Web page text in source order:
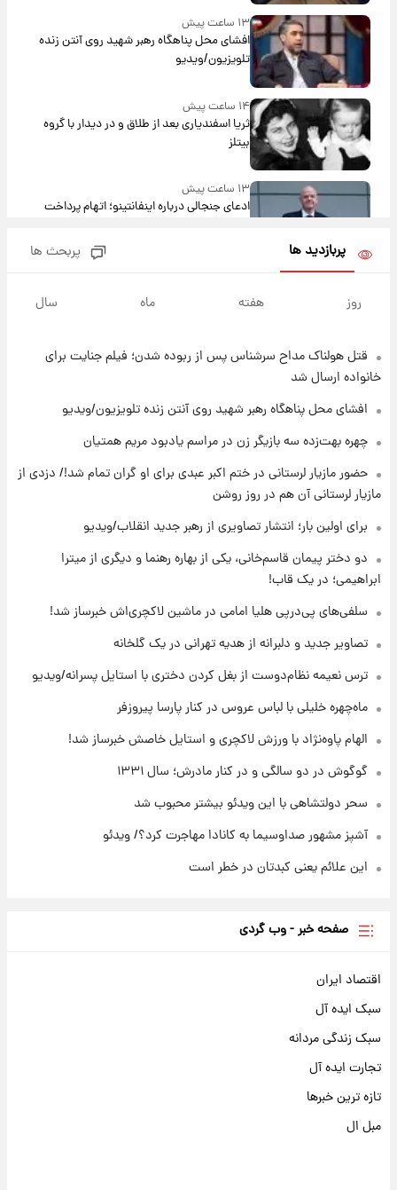
۱۳ ساعت پیش
افشای محل پناهگاه‌ رهبر شهید روی آنتن زنده
تلویزیون/ویدیو
۱۴ ساعت پیش
ثریا اسفندیاری بعد از طلاق و در دیدار با گروه
بیتلز
۱۳ ساعت پیش
ادعای جنجالی درباره اینفانتینو؛ اتهام پرداخت
آلزایمر و زوال عقل افزایش می‌یابد؟
۱۴ ساعت پیش
۱۴ ساعت پیش
مرداد ۱۴۰۵ +جدول
۱۵ ساعت پیش
با قدرتمندترین و بادوام ترین تانک جهان آشنا
شوید+ فیلم
۱۶ ساعت پیش
قیمت طلا ۱۸عیار امروز شنبه ۱۷ مرداد ۱۴۰۵
+جدول
۱۶ ساعت پیش
قیمت محصولات ایران‌خودرو و سایپا امروز شنبه
پربازدید ها پربحث ها
روز هفته ماه سال
قتل هولناک مداح سرشناس پس از ربوده شدن؛ فیلم جنایت برای
خانواده ارسال شد
افشای محل پناهگاه‌ رهبر شهید روی آنتن زنده تلویزیون/ویدیو
چهره بهت‌زده سه بازیگر زن در مراسم یادبود مریم همتیان
حضور مازیار لرستانی در ختم اکبر عبدی برای او گران تمام شد!/ دزدی از
مازیار لرستانی آن هم در روز روشن
برای اولین بار؛ انتشار تصاویری از رهبر جدید انقلاب/ویدیو
دو دختر پیمان قاسم‌خانی، یکی از بهاره رهنما و دیگری از میترا
ابراهیمی؛ در یک قاب!
سلفی‌های پی‌درپی هلیا امامی در ماشین لاکچری‌اش خبرساز شد!
تصاویر جدید و دلبرانه از هدیه تهرانی در یک گلخانه
ترس نعیمه نظام‌دوست از بغل کردن دختری با استایل پسرانه/ویدیو
ماه‌چهره خلیلی با لباس عروس در کنار پارسا پیروزفر
الهام پاوه‌نژاد با ورزش لاکچری و استایل خاصش خبرساز شد!
گوگوش در دو سالگی و در کنار مادرش؛ سال ۱۳۳۱
سحر دولتشاهی با این ویدئو بیشتر محبوب شد
آشپز مشهور صداوسیما به کانادا مهاجرت کرد؟/ ویدئو
این علائم یعنی کبدتان در خطر است
صفحه خبر - وب گردی
اقتصاد ایران
سبک ایده آل
سبک زندگی مردانه
تجارت ایده آل
تازه ترین خبرها
مبل ال